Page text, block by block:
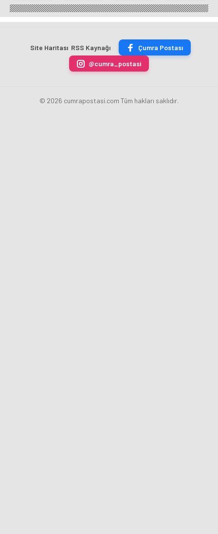
Mutfağı
GastroFest'te
Tanıtılacak
Noktası
Talha
Bayrakçı
Yükseliyor
Başkanı
Kılca
Yeni
Açıkladı
Yaz
Kursu
Başladı
Site Haritası RSS Kaynağı
Çumra Postası
@cumra_postasi
© 2026 cumrapostasi.com Tüm hakları saklıdır.